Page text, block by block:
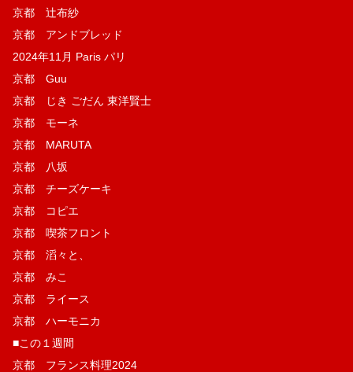
京都 辻布紗
京都 アンドブレッド
2024年11月 Paris パリ
京都 Guu
京都 じき ごだん 東洋賢士
京都 モーネ
京都 MARUTA
京都 八坂
京都 チーズケーキ
京都 コピエ
京都 喫茶フロント
京都 滔々と、
京都 みこ
京都 ライース
京都 ハーモニカ
■この１週間
京都 フランス料理2024